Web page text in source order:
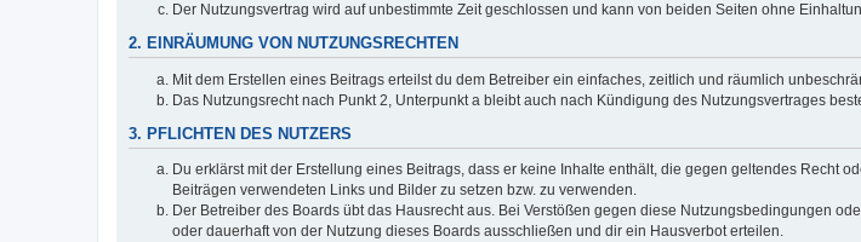
Der Nutzungsvertrag wird auf unbestimmte Zeit geschlossen und kann von beiden Seiten ohne
2. EINRÄUMUNG VON NUTZUNGSRECHTEN
Mit dem Erstellen eines Beitrags erteilst du dem Betreiber ein einfaches, zeitlich und räumlich
Das Nutzungsrecht nach Punkt 2, Unterpunkt a bleibt auch nach Kündigung des Nutzungsvertrages
3. PFLICHTEN DES NUTZERS
Du erklärst mit der Erstellung eines Beitrags, dass er keine Inhalte enthält, die gegen geltendes Recht
Beiträgen verwendeten Links und Bilder zu setzen bzw. zu verwenden.
Der Betreiber des Boards übt das Hausrecht aus. Bei Verstößen gegen diese Nutzungsbedingungen
oder dauerhaft von der Nutzung dieses Boards ausschließen und dir ein Hausverbot erteilen.